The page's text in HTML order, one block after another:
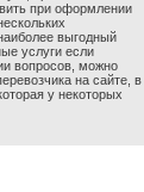
при оформлении
выгодный
услуги если
вопросов, можно
на сайте, в
у некоторых